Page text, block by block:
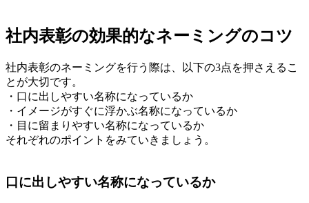
社内表彰の効果的なネーミングのコツ
社内表彰のネーミングを行う際は、以下の3点を押さえるこ
とが大切です。
・口に出しやすい名称になっているか
・イメージがすぐに浮かぶ名称になっているか
・目に留まりやすい名称になっているか
それぞれのポイントをみていきましょう。
口に出しやすい名称になっているか